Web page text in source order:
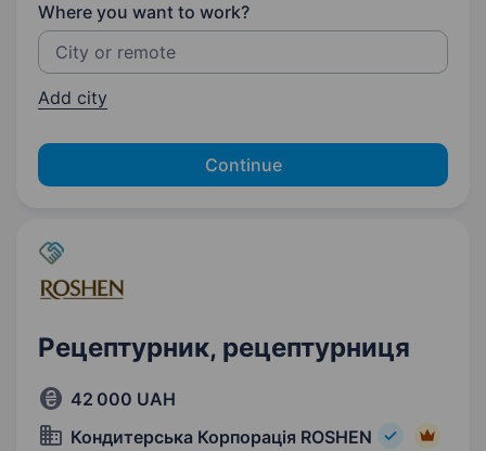
Where you want to work?
Add city
Continue
Рецептурник, рецептурниця
42 000 UAH
Кондитерська Корпорація ROSHEN